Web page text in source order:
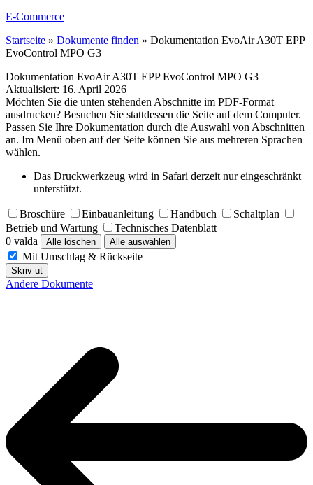
E-Commerce
Startseite » Dokumente finden » Dokumentation EvoAir A30T EPP
EvoControl MPO G3
Dokumentation EvoAir A30T EPP EvoControl MPO G3
Aktualisiert: 16. April 2026
Möchten Sie die unten stehenden Abschnitte im PDF-Format
ausdrucken? Besuchen Sie stattdessen die Seite auf dem Computer.
Passen Sie Ihre Dokumentation durch die Auswahl von Abschnitten
an. Im Menü oben auf der Seite können Sie aus mehreren Sprachen
wählen.
Das Druckwerkzeug wird in Safari derzeit nur eingeschränkt
unterstützt.
Broschüre Einbauanleitung Handbuch
Schaltplan
Betrieb und Wartung
Technisches Datenblatt
0 valda
Alle löschen Alle auswählen
Mit Umschlag & Rückseite
Skriv ut
Andere Dokumente